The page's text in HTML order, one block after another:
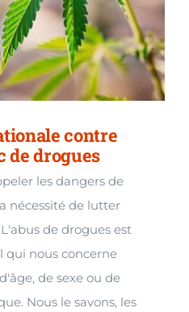
contre
de drogues
les dangers de
nécessité de lutter
de drogues est
nous concerne
de sexe ou de
Nous le savons, les